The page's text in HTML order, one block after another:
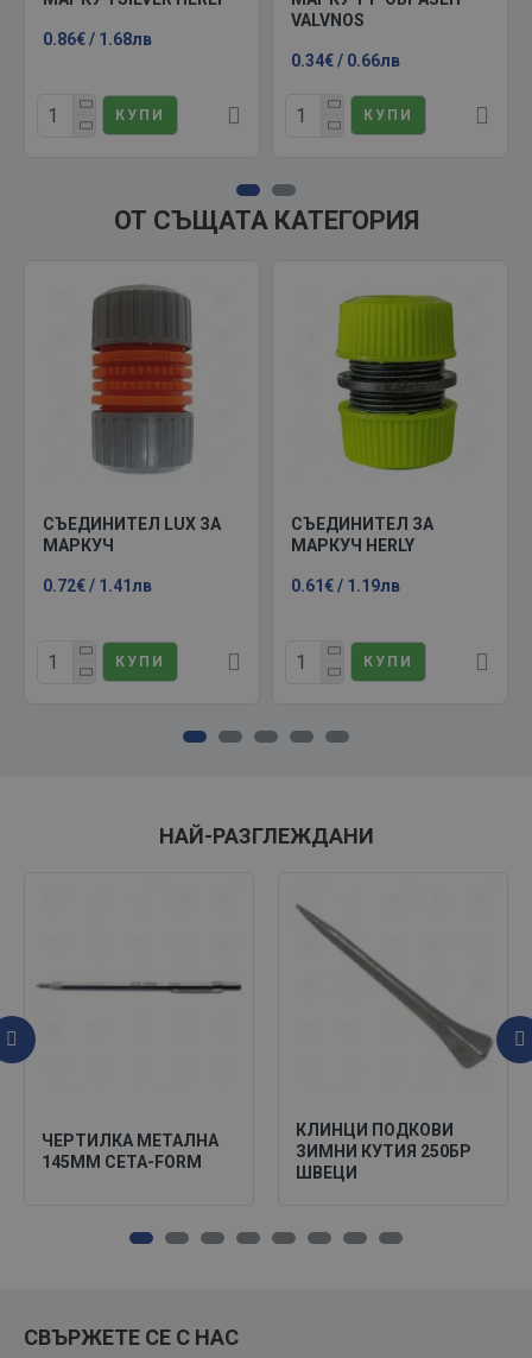
0.86€ / 1.68лв
КУПИ
VALVNOS
0.34€ / 0.66лв
КУПИ
ОТ СЪЩАТА КАТЕГОРИЯ
СЪЕДИНИТЕЛ LUX ЗА
МАРКУЧ
0.72€ / 1.41лв
КУПИ
СЪЕДИНИТЕЛ ЗА
МАРКУЧ HERLY
0.61€ / 1.19лв
КУПИ
НАЙ-РАЗГЛЕЖДАНИ
ЧЕРТИЛКА МЕТАЛНА
145ММ CETA-FORM
КЛИНЦИ ПОДКОВИ
ЗИМНИ КУТИЯ 250БР
ШВЕЦИ
СВЪРЖЕТЕ СЕ С НАС